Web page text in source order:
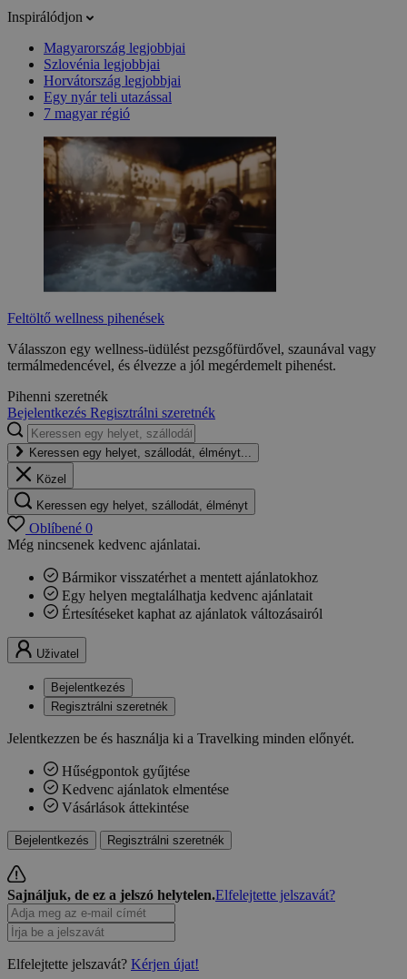
Inspirálódjon
Magyarország legjobbjai
Szlovénia legjobbjai
Horvátország legjobbjai
Egy nyár teli utazással
7 magyar régió
Feltöltő wellness pihenések
Válasszon egy wellness-üdülést pezsgőfürdővel, szaunával vagy
termálmedencével, és élvezze a jól megérdemelt pihenést.
Pihenni szeretnék
Bejelentkezés Regisztrálni szeretnék
Keressen egy helyet, szállodát, élményt...
Közel
Keressen egy helyet, szállodát, élményt
Oblíbené 0
Még nincsenek kedvenc ajánlatai.
Bármikor visszatérhet a mentett ajánlatokhoz
Egy helyen megtalálhatja kedvenc ajánlatait
Értesítéseket kaphat az ajánlatok változásairól
Uživatel
Bejelentkezés
Regisztrálni szeretnék
Jelentkezzen be és használja ki a Travelking minden előnyét.
Hűségpontok gyűjtése
Kedvenc ajánlatok elmentése
Vásárlások áttekintése
Bejelentkezés Regisztrálni szeretnék
Sajnáljuk, de ez a jelszó helytelen.Elfelejtette jelszavát?
Elfelejtette jelszavát? Kérjen újat!